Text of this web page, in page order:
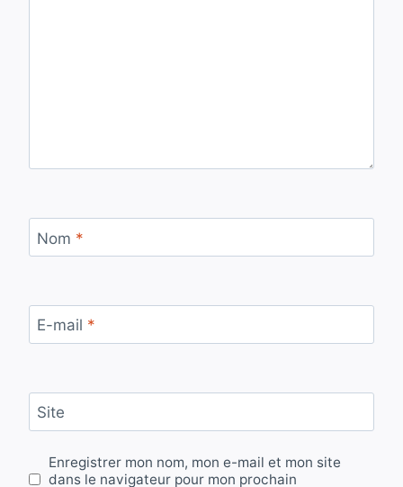
Nom *
E-mail *
Site
Enregistrer mon nom, mon e-mail et mon site
dans le navigateur pour mon prochain